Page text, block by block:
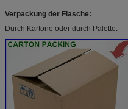
Verpackung der Flasche:
Durch Kartone oder durch Palette: